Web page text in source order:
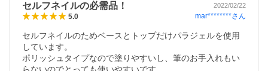
セルフネイルの必需品！ 2022/02/22
5.0 mar********さん
セルフネイルのためベースとトップだけパラジェルを使用
しています。
ポリッシュタイプなので塗りやすいし、筆のお手入れもい